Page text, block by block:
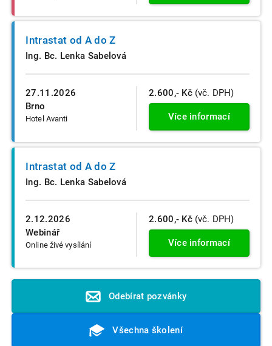
27.11.2026
Brno
Hotel Avanti
Intrastat od A do Z
Ing. Bc. Lenka Sabelová
2.600,- Kč (vč. DPH)
Více informací
2.12.2026
Webinář
Online živé vysílání
Intrastat od A do Z
Ing. Bc. Lenka Sabelová
2.600,- Kč (vč. DPH)
Více informací
Odebírat pozvánky
Všechna školení